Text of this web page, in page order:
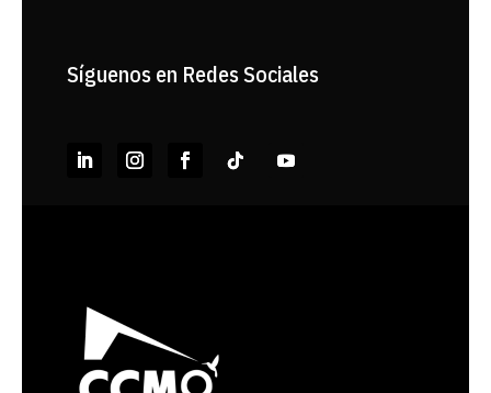
Síguenos en Redes Sociales